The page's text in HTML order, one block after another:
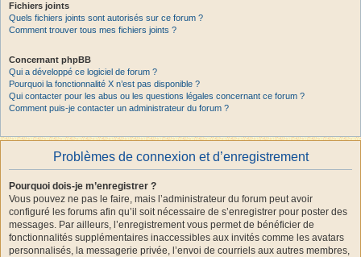
Fichiers joints
Quels fichiers joints sont autorisés sur ce forum ?
Comment trouver tous mes fichiers joints ?
Concernant phpBB
Qui a développé ce logiciel de forum ?
Pourquoi la fonctionnalité X n’est pas disponible ?
Qui contacter pour les abus ou les questions légales concernant ce forum ?
Comment puis-je contacter un administrateur du forum ?
Problèmes de connexion et d’enregistrement
Pourquoi dois-je m’enregistrer ?
Vous pouvez ne pas le faire, mais l’administrateur du forum peut avoir
configuré les forums afin qu’il soit nécessaire de s’enregistrer pour poster des
messages. Par ailleurs, l’enregistrement vous permet de bénéficier de
fonctionnalités supplémentaires inaccessibles aux invités comme les avatars
personnalisés, la messagerie privée, l’envoi de courriels aux autres membres,